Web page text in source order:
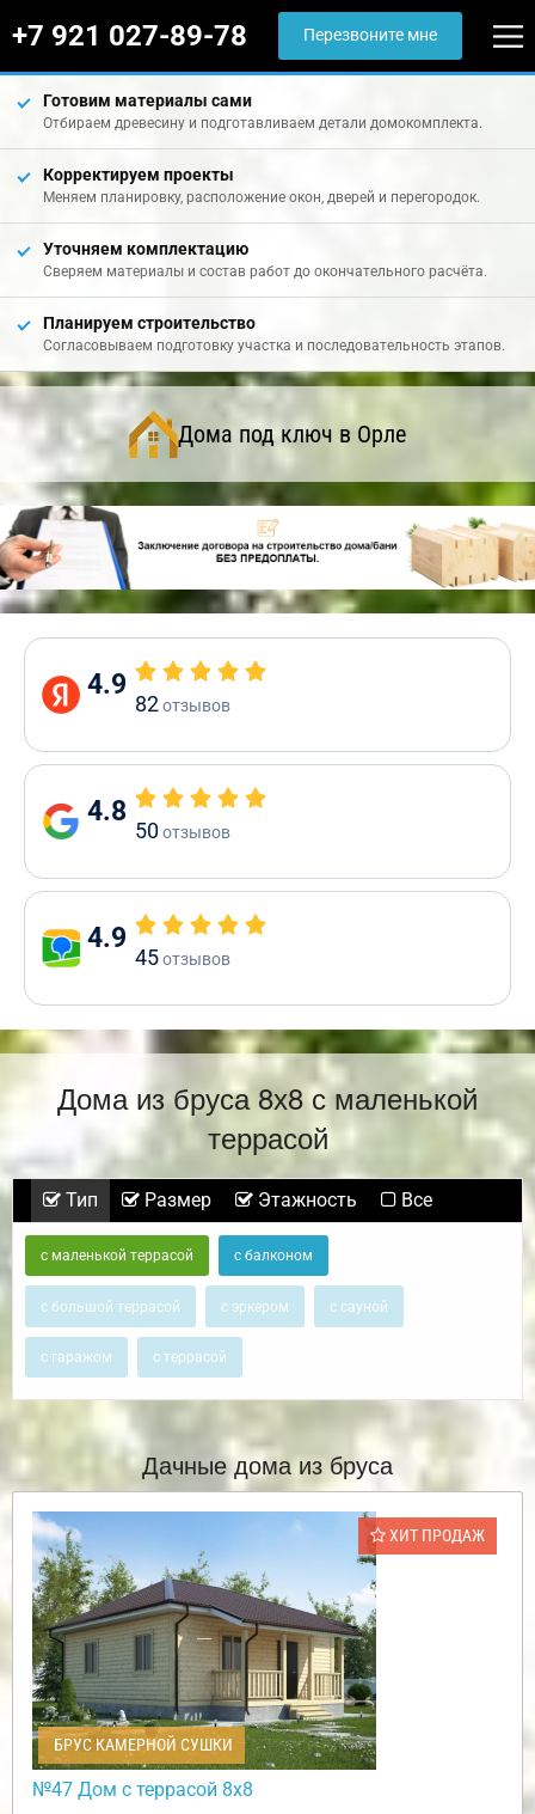
+7 921 027-89-78 Перезвоните мне
Готовим материалы сами
Отбираем древесину и подготавливаем детали домокомплекта.
Корректируем проекты
Меняем планировку, расположение окон, дверей и перегородок.
Уточняем комплектацию
Сверяем материалы и состав работ до окончательного расчёта.
Планируем строительство
Согласовываем подготовку участка и последовательность этапов.
Дома под ключ в Орле
4.9
82отзывов
4.8
50отзывов
4.9
45отзывов
Дома из бруса 8х8 с маленькой
террасой
Тип Размер Этажность Все
с маленькой террасой с балконом
с большой террасой с эркером с сауной
с гаражом с террасой
Дачные дома из бруса
ХИТ ПРОДАЖ
БРУС КАМЕРНОЙ СУШКИ
№47 Дом с террасой 8х8